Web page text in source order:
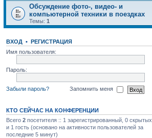
Обсуждение фото-, видео- и
компьютерной техники в поездках
Темы: 1
ВХОД • РЕГИСТРАЦИЯ
Имя пользователя:
Пароль:
Забыли пароль? Запомнить меня
КТО СЕЙЧАС НА КОНФЕРЕНЦИИ
Всего 2 посетителя :: 1 зарегистрированный, 0 скрытых
и 1 гость (основано на активности пользователей за
последние 5 минут)